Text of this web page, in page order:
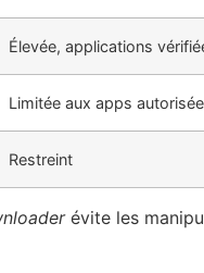
Élevée, applications
Limitée aux apps
Restreint
évite les